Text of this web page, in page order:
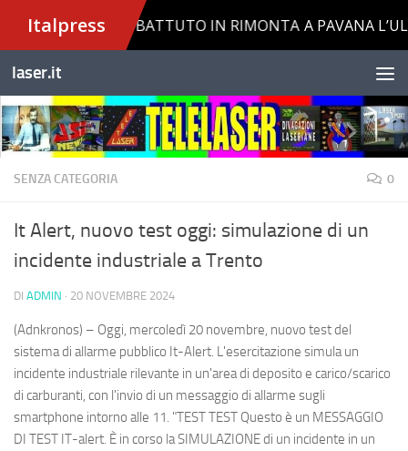
Salta al contenuto
laser.it
SENZA CATEGORIA 0
It Alert, nuovo test oggi: simulazione di un
incidente industriale a Trento
DI ADMIN · 20 NOVEMBRE 2024
(Adnkronos) – Oggi, mercoledì 20 novembre, nuovo test del
sistema di allarme pubblico It-Alert. L'esercitazione simula un
incidente industriale rilevante in un'area di deposito e carico/scarico
di carburanti, con l'invio di un messaggio di allarme sugli
smartphone intorno alle 11. "TEST TEST Questo è un MESSAGGIO
DI TEST IT-alert. È in corso la SIMULAZIONE di un incidente in un